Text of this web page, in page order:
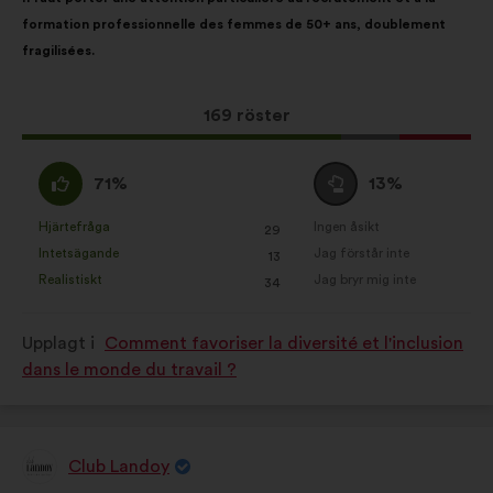
i
förslaget:
formation professionnelle des femmes de 50+ ans, doublement
fragilisées.
Det
här
169 röster
på:
Jag
håller
med
:
71%
betecknats
som:
Hjärtefråga
: 29
gånger
Intetsägande
: 13
gånger
Realistiskt
: 34
gånger
Jag
är
neutral
:
13%
betecknats
Ingen åsikt
:gånger
Jag förstår inte
:gånger
Jag bryr mig inte
:gånger
Upplagt i
Comment favoriser la diversité et l'inclusion
dans le monde du travail ?
Förslag
Club Landoy